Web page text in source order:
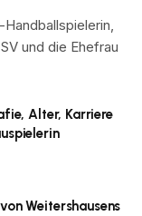
und die Ehefrau
Alter, Karriere
Weitershausens